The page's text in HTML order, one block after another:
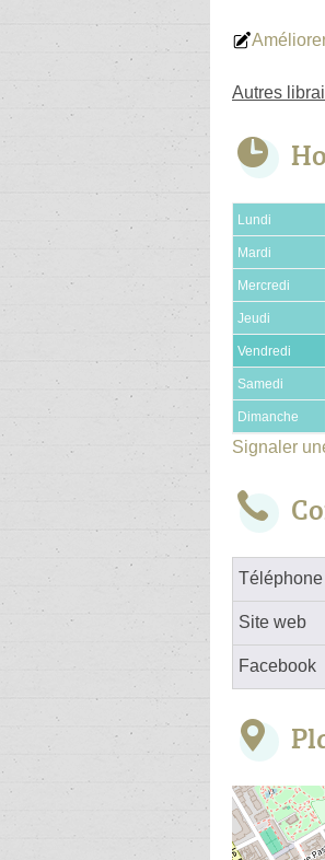
Autres
Lundi
Mardi
Mercredi
Jeudi
Vendredi
Samedi
Dimanche
Signaler
Téléphone
Site web
Facebook